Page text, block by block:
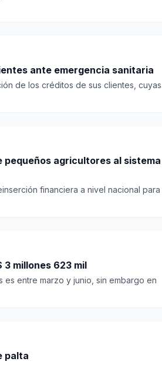
ante emergencia sanitaria
de los créditos de sus clientes, cuyas
pequeños agricultores al sistema
financiera a nivel nacional para
millones 623 mil
es entre marzo y junio, sin embargo en
palta